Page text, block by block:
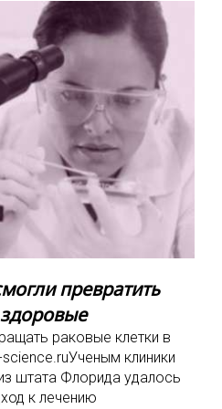
превратить
раковые клетки в
клиники
штата Флорида удалось
к лечению